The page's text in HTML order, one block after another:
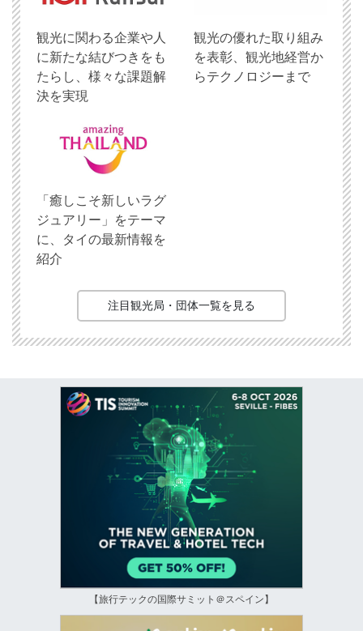
観光に関わる企業や人
に新たな結びつきをも
たらし、様々な課題解
決を実現
観光の優れた取り組み
を表彰、観光地経営か
らテクノロジーまで
「癒しこそ新しいラグ
ジュアリー」をテーマ
に、タイの最新情報を
紹介
注目観光局・団体一覧を見る
【旅行テックの国際サミット＠スペイン】